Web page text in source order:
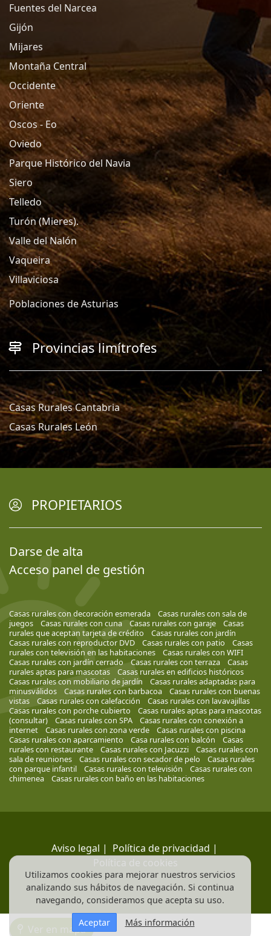
Ver en mapa
Fuentes del Narcea
Gijón
Mijares
Montaña Central
Occidente
Oriente
Oscos - Eo
Oviedo
Parque Histórico del Navia
Siero
Telledo
Turón (Mieres).
Valle del Nalón
Vaqueira
Villaviciosa
Poblaciones de Asturias
Provincias limítrofes
Casas Rurales Cantabria
Casas Rurales León
PROPIETARIOS
Darse de alta
Acceso panel de gestión
Casas rurales con decoración esmerada
Casas rurales con sala de
juegos
Casas rurales con cuna Casas rurales con garaje
Casas
rurales que aceptan tarjeta de crédito
Casas rurales con jardín
Casas rurales con reproductor DVD
Casas rurales con patio
Casas
rurales con televisión en las habitaciones
Casas rurales con WIFI
Casas rurales con jardín cerrado
Casas rurales con terraza
Casas
rurales aptas para mascotas
Casas rurales en edificios históricos
Casas rurales con mobiliario de jardín
Casas rurales adaptadas para
minusválidos
Casas rurales con barbacoa
Casas rurales con buenas
vistas
Casas rurales con calefacción
Casas rurales con lavavajillas
Casas rurales con porche cubierto
Casas rurales aptas para mascotas
(consultar)
Casas rurales con SPA
Casas rurales con conexión a
internet
Casas rurales con zona verde
Casas rurales con piscina
Casas rurales con aparcamiento
Casa rurales con balcón
Casas
rurales con restaurante
Casas rurales con Jacuzzi
Casas rurales con
sala de reuniones
Casas rurales con secador de pelo
Casas rurales
con parque infantil
Casas rurales con televisión
Casas rurales con
chimenea
Casas rurales con baño en las habitaciones
Aviso legal | Política de privacidad |
Política de cookies
Utilizamos cookies para mejorar nuestros servicios
analizando sus hábitos de navegación. Si continua
navegando, consideramos que acepta su uso.
Aceptar
Más información